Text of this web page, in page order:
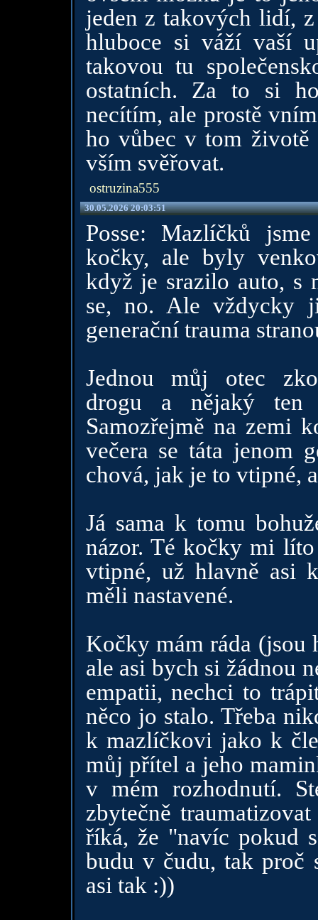
jeden z takových lidí,
hluboce si váží vaší
takovou tu
ostatních. Za to si
necítím, ale prostě
ho vůbec v tom životě
vším svěřovat.
ostruzina555
30.05.2026 20:03:51
Posse: Mazlíčků
kočky, ale byly
když je srazilo auto, s
se, no. Ale vždycky
generační trauma
Jednou můj otec
drogu a nějaký ten
Samozřejmě na zemi
večera se táta jenom
chová, jak je to vtipné,
Já sama k tomu
názor. Té kočky mi
vtipné, už hlavně asi
měli nastavené.
Kočky mám ráda (jsou
ale asi bych si žádnou
empatii, nechci to
něco jo stalo. Třeba
k mazlíčkovi jako k
můj přítel a jeho
v mém rozhodnutí.
zbytečně
říká, že "navíc pokud
budu v čudu, tak proč
asi tak :))